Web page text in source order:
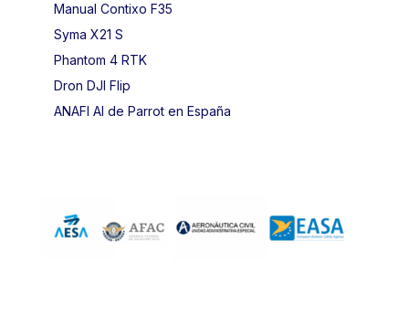
Manual Contixo F35
Syma X21 S
Phantom 4 RTK
Dron DJI Flip
ANAFI AI de Parrot en España